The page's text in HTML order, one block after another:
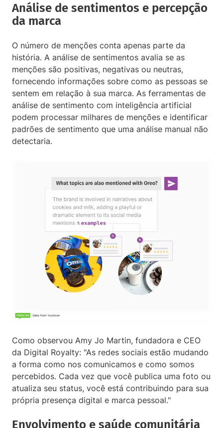
Análise de sentimentos e percepção
da marca
O número de menções conta apenas parte da
história. A análise de sentimentos avalia se as
menções são positivas, negativas ou neutras,
fornecendo informações sobre como as pessoas se
sentem em relação à sua marca. As ferramentas de
análise de sentimento com inteligência artificial
podem processar milhares de menções e identificar
padrões de sentimento que uma análise manual não
detectaria.
Como observou Amy Jo Martin, fundadora e CEO
da Digital Royalty: "As redes sociais estão mudando
a forma como nos comunicamos e como somos
percebidos. Cada vez que você publica uma foto ou
atualiza seu status, você está contribuindo para sua
própria presença digital e marca pessoal."
Envolvimento e saúde comunitária